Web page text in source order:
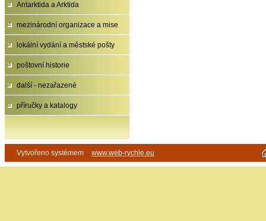
Antarktida a Arktida
mezinárodní organizace a mise
lokální vydání a městské pošty
poštovní historie
další - nezařazené
příručky a katalogy
Vytvořeno systémem www.web-rychle.eu